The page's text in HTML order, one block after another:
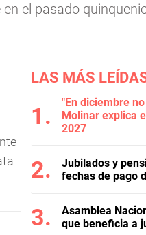
el pasado
LAS MÁS
"En diciembre
Molinar explica
2027
Jubilados y
fechas de pago
Asamblea
que beneficia a